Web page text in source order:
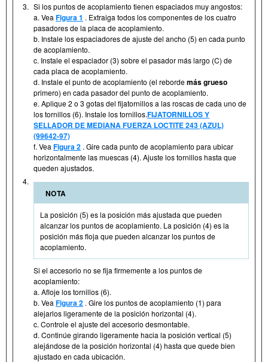
3. Si los puntos de acoplamiento tienen espaciados muy angostos:
a. Vea Figura 1 . Extraiga todos los componentes de los cuatro
pasadores de la placa de acoplamiento.
b. Instale los espaciadores de ajuste del ancho (5) en cada punto
de acoplamiento.
c. Instale el espaciador (3) sobre el pasador más largo (C) de
cada placa de acoplamiento.
d. Instale el punto de acoplamiento (el rebordemás grueso
primero) en cada pasador del punto de acoplamiento.
e. Aplique 2 o 3 gotas del fijatornillos a las roscas de cada uno de
los tornillos (6). Instale los tornillos.FIJATORNILLOS Y
SELLADOR DE MEDIANA FUERZA LOCTITE 243 (AZUL)
(99642-97)
f. Vea Figura 2 . Gire cada punto de acoplamiento para ubicar
horizontalmente las muescas (4). Ajuste los tornillos hasta que
queden ajustados.
4.
NOTA
La posición (5) es la posición más ajustada que pueden
alcanzar los puntos de acoplamiento. La posición (4) es la
posición más floja que pueden alcanzar los puntos de
acoplamiento.
Si el accesorio no se fija firmemente a los puntos de
acoplamiento:
a. Afloje los tornillos (6).
b. Vea Figura 2 . Gire los puntos de acoplamiento (1) para
alejarlos ligeramente de la posición horizontal (4).
c. Controle el ajuste del accesorio desmontable.
d. Continúe girando ligeramente hacia la posición vertical (5)
alejándose de la posición horizontal (4) hasta que quede bien
ajustado en cada ubicación.